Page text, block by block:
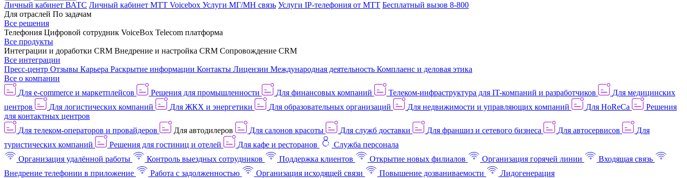
Личный кабинет ВАТС Личный кабинет МТТ Voicebox Услуги МГ/МН связь Услуги IP-телефония от МТТ Бесплатный вызов 8-800
Для отраслей По задачам
Все решения
Телефония Цифровой сотрудник VoiceBox Telecom платформа
Все продукты
Интеграции и доработки CRM Внедрение и настройка CRM Сопровождение CRM
Все интеграции
Пресс-центр Отзывы Карьера Раскрытие информации Контакты Лицензии Международная деятельность Комплаенс и деловая этика
Все о компании
Для e-commerce и маркетплейсов
Решения для промышленности Для финансовых компаний Телеком-инфраструктура для IT-компаний и разработчиков
Для медицинских
центров
Для логистических компаний Для ЖКХ и энергетики Для образовательных организаций Для недвижимости и управляющих компаний Для HoReCa
Решения
для контактных центров
Для телеком-операторов и провайдеров
Для автодилеров Для салонов красоты Для служб доставки Для франшиз и сетевого бизнеса Для автосервисов
Для
туристических компаний
Решения для гостиниц и отелей Для кафе и ресторанов
Служба персонала
Организация удалённой работы
Контроль выездных сотрудников Поддержка клиентов Открытие новых филиалов Организация горячей линии
Входящая связь
Внедрение телефонии в приложение
Работа с задолженностью Организация исходящей связи Повышение дозваниваемости
Лидогенерация